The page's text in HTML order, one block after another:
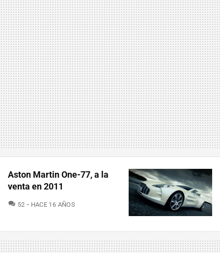
Aston Martin One-77, a la
venta en 2011
52 COMENTARIOS
HACE 16 AÑOS